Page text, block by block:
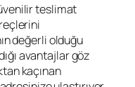
teslimat
değerli olduğu
avantajlar göz
kaçınan